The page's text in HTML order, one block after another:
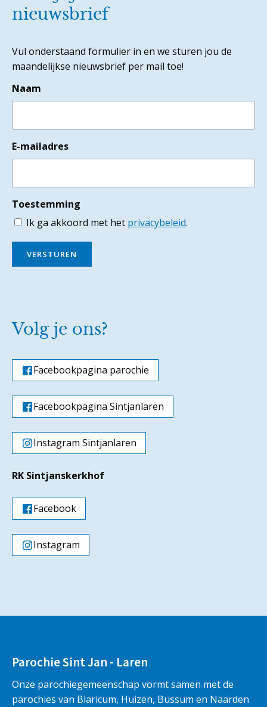
nieuwsbrief
Vul onderstaand formulier in en we sturen jou de
maandelijkse nieuwsbrief per mail toe!
Naam
E-mailadres
Toestemming
Ik ga akkoord met het privacybeleid.
VERSTUREN
Volg je ons?
Facebookpagina parochie
Facebookpagina Sintjanlaren
Instagram Sintjanlaren
RK Sintjanskerkhof
Facebook
Instagram
Parochie Sint Jan - Laren
Onze parochiegemeenschap vormt samen met de
parochies van Blaricum, Huizen, Bussum en Naarden